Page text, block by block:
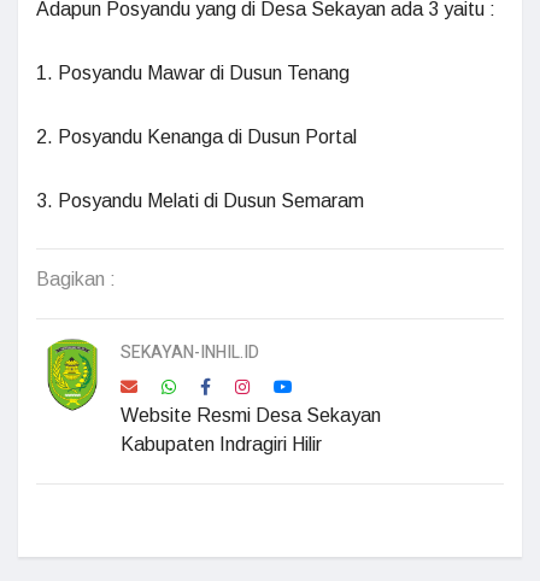
Adapun Posyandu yang di Desa Sekayan ada 3 yaitu :
1. Posyandu Mawar di Dusun Tenang
2. Posyandu Kenanga di Dusun Portal
3. Posyandu Melati di Dusun Semaram
Bagikan :
SEKAYAN-INHIL.ID
Website Resmi Desa Sekayan
Kabupaten Indragiri Hilir